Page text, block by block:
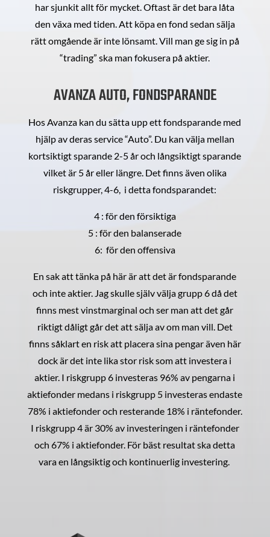
har sjunkit allt för mycket. Oftast är det bara låta
den växa med tiden. Att köpa en fond sedan sälja
rätt omgående är inte lönsamt. Vill man ge sig in på
“trading” ska man fokusera på aktier.
AVANZA AUTO, FONDSPARANDE
Hos Avanza kan du sätta upp ett fondsparande med
hjälp av deras service “Auto”. Du kan välja mellan
kortsiktigt sparande 2-5 år och långsiktigt sparande
vilket är 5 år eller längre. Det finns även olika
riskgrupper, 4-6, i detta fondsparandet:
4 : för den försiktiga
5 : för den balanserade
6: för den offensiva
En sak att tänka på här är att det är fondsparande
och inte aktier. Jag skulle själv välja grupp 6 då det
finns mest vinstmarginal och ser man att det går
riktigt dåligt går det att sälja av om man vill. Det
finns såklart en risk att placera sina pengar även här
dock är det inte lika stor risk som att investera i
aktier. I riskgrupp 6 investeras 96% av pengarna i
aktiefonder medans i riskgrupp 5 investeras endaste
78% i aktiefonder och resterande 18% i räntefonder.
I riskgrupp 4 är 30% av investeringen i räntefonder
och 67% i aktiefonder. För bäst resultat ska detta
vara en långsiktig och kontinuerlig investering.